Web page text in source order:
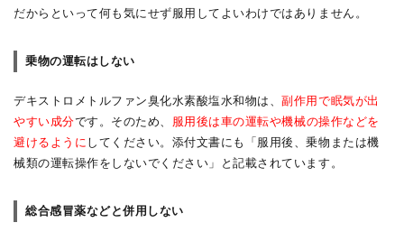
だからといって何も気にせず服用してよいわけではありません。
乗物の運転はしない
デキストロメトルファン臭化水素酸塩水和物は、副作用で眠気が出
やすい成分です。そのため、 服用後は車の運転や機械の操作などを
避けるように してください。添付文書にも「服用後、乗物または機
械類の運転操作をしないでください」と記載されています。
総合感冒薬などと併用しない